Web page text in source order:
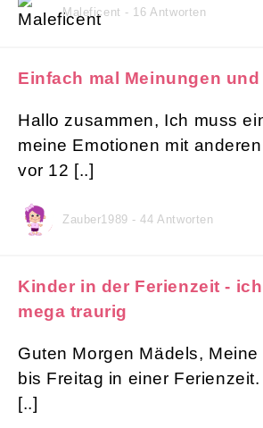
Maleficent - 16 Antworten
Einfach mal Meinungen
Hallo zusammen, Ich muss
meine Emotionen mit
vor 12 [..]
Zauber1989 - 44 Antworten
Kinder in der Ferienzeit -
mega traurig
Guten Morgen Mädels,
bis Freitag in einer
[..]